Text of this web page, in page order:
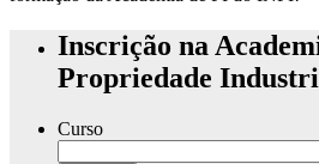
Inscrição na
Propriedade
Curso